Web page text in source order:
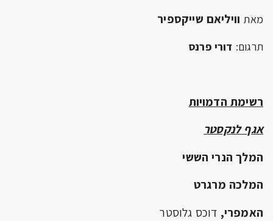
מאת וויליאם שייקספיר
תרגום: דורי פרנס
רשימת הדמויות
אגף לנקסטר
המלך הנרי הששי
המלכה מרגרט
האמפרי, דוכס גלוסטר